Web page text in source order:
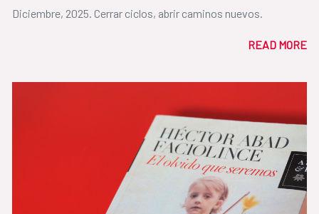
Diciembre, 2025. Cerrar ciclos, abrir caminos nuevos.
READ MORE